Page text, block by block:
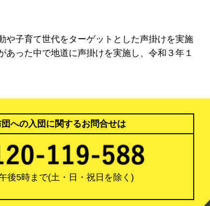
や子育て世代をターゲットとした声掛けを実施
った中で地道に声掛けを実施し、令和３年１
への入団に関するお問合せは
後5時まで(土・日・祝日を除く)